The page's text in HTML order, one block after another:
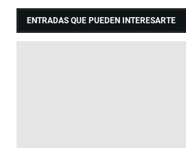
ENTRADAS QUE PUEDEN INTERESARTE